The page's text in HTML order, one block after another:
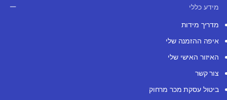
מידע כללי
מדריך מידות
איפה ההזמנה שלי
האיזור האישי שלי
צור קשר
ביטול עסקת מכר מרחוק